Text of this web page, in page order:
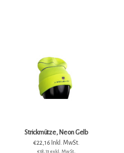
Strickmütze, Neon Gelb
€22,16 Inkl. MwSt.
€18,31 exkl. MwSt.